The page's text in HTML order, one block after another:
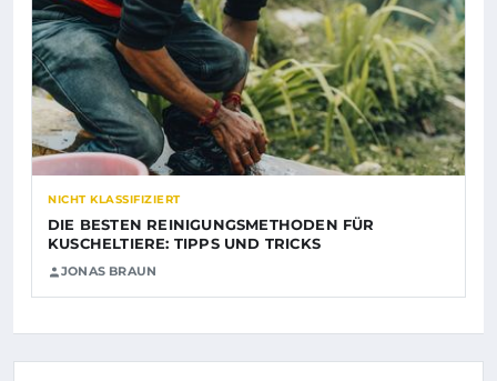
NICHT KLASSIFIZIERT
DIE BESTEN REINIGUNGSMETHODEN FÜR
KUSCHELTIERE: TIPPS UND TRICKS
JONAS BRAUN